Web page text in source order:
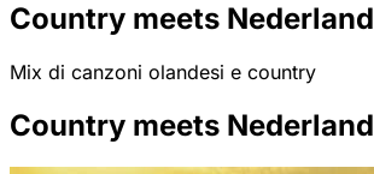
Country meets
Mix di canzoni olandesi e country
Country meets